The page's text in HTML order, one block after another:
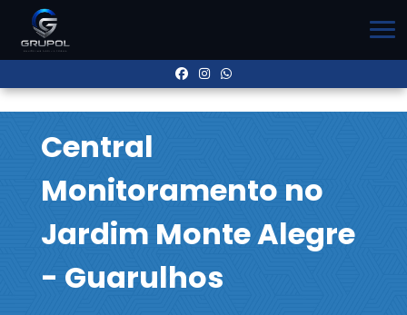
Central
Monitoramento no
Jardim Monte Alegre
- Guarulhos